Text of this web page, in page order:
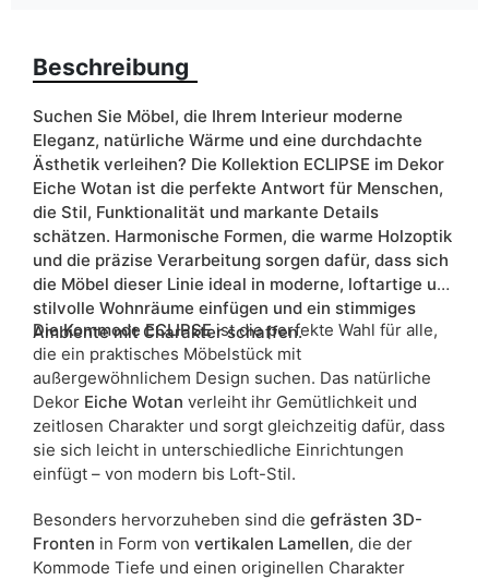
wotan eiche
Schubladen ja
Breite 154
ean13 5905723911839
Liefertermin: 11 Werktage
Aufgrund des Produktionsprozesses und der
Materialeigenschaften sind Maßabweichungen von +/- 2–3 cm
möglich.
Beschreibung
Suchen Sie Möbel, die Ihrem Interieur moderne
Eleganz, natürliche Wärme und eine durchdachte
Ästhetik verleihen? Die Kollektion ECLIPSE im Dekor
Eiche Wotan ist die perfekte Antwort für Menschen,
die Stil, Funktionalität und markante Details
schätzen. Harmonische Formen, die warme Holzoptik
und die präzise Verarbeitung sorgen dafür, dass sich
die Möbel dieser Linie ideal in moderne, loftartige und
stilvolle Wohnräume einfügen und ein stimmiges
Ambiente mit Charakter schaffen.
Die Kommode ECLIPSEist die perfekte Wahl für alle,
die ein praktisches Möbelstück mit
außergewöhnlichem Design suchen. Das natürliche
Dekor Eiche Wotan verleiht ihr Gemütlichkeit und
zeitlosen Charakter und sorgt gleichzeitig dafür, dass
sie sich leicht in unterschiedliche Einrichtungen
einfügt – von modern bis Loft-Stil.
Besonders hervorzuheben sind die gefrästen 3D-
Fronten in Form von vertikalen Lamellen, die der
Kommode Tiefe und einen originellen Charakter